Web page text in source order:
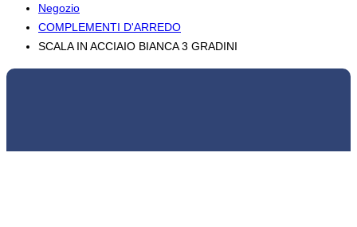
Negozio
COMPLEMENTI D'ARREDO
SCALA IN ACCIAIO BIANCA 3 GRADINI